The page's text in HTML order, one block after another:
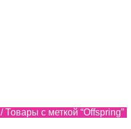
/ Товары с меткой “Offspring”